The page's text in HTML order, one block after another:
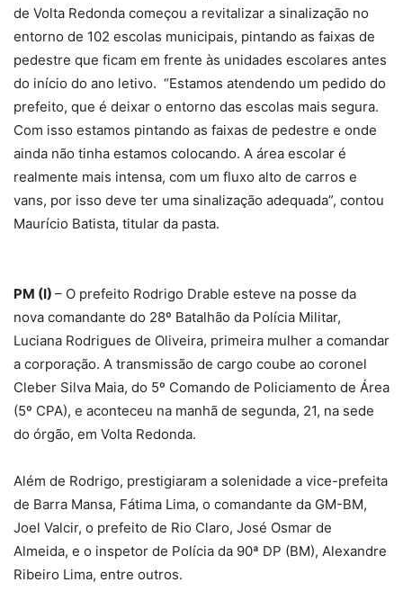
de Volta Redonda começou a revitalizar a sinalização no
entorno de 102 escolas municipais, pintando as faixas de
pedestre que ficam em frente às unidades escolares antes
do início do ano letivo. “Estamos atendendo um pedido do
prefeito, que é deixar o entorno das escolas mais segura.
Com isso estamos pintando as faixas de pedestre e onde
ainda não tinha estamos colocando. A área escolar é
realmente mais intensa, com um fluxo alto de carros e
vans, por isso deve ter uma sinalização adequada”, contou
Maurício Batista, titular da pasta.
PM (I) – O prefeito Rodrigo Drable esteve na posse da
nova comandante do 28º Batalhão da Polícia Militar,
Luciana Rodrigues de Oliveira, primeira mulher a comandar
a corporação. A transmissão de cargo coube ao coronel
Cleber Silva Maia, do 5º Comando de Policiamento de Área
(5º CPA), e aconteceu na manhã de segunda, 21, na sede
do órgão, em Volta Redonda.
Além de Rodrigo, prestigiaram a solenidade a vice-prefeita
de Barra Mansa, Fátima Lima, o comandante da GM-BM,
Joel Valcir, o prefeito de Rio Claro, José Osmar de
Almeida, e o inspetor de Polícia da 90ª DP (BM), Alexandre
Ribeiro Lima, entre outros.